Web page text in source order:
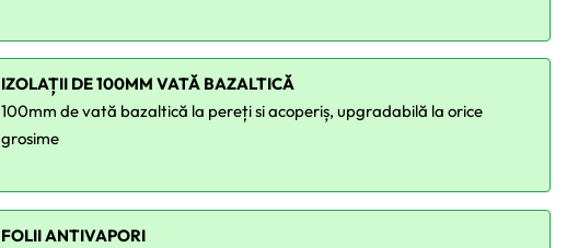
IZOLAȚII DE 100MM VATĂ BAZALTICĂ
100mm de vată bazaltică la pereți si acoperiș, upgradabilă la orice
grosime
FOLII ANTIVAPORI